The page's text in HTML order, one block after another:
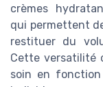
crèmes
qui permettent
restituer du
Cette versatilité
soin en fonction